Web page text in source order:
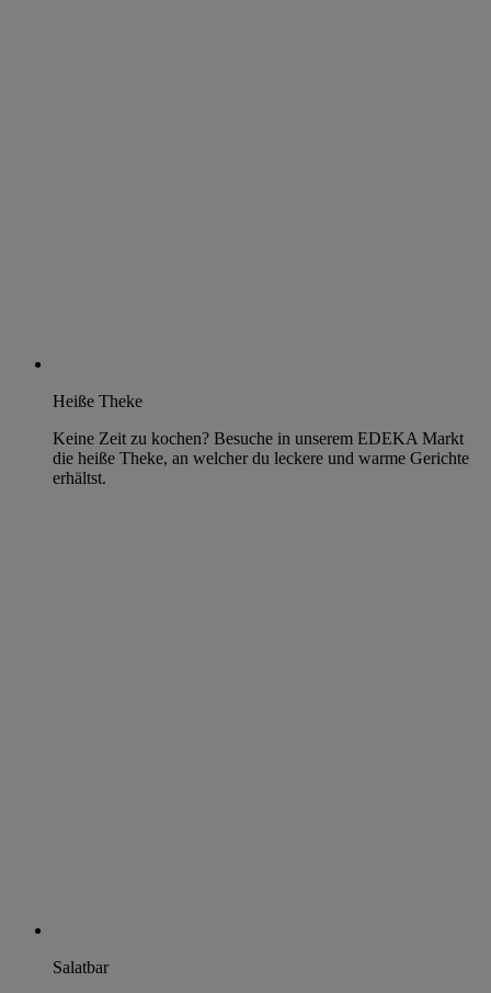
Heiße Theke
Keine Zeit zu kochen? Besuche in unserem EDEKA Markt
die heiße Theke, an welcher du leckere und warme Gerichte
erhältst.
Salatbar